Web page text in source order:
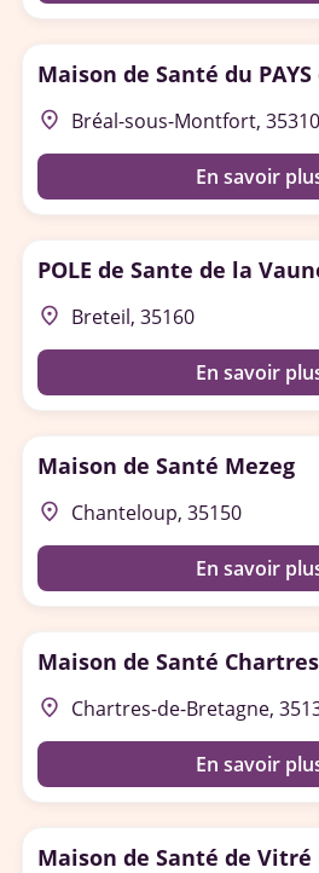
Maison de Santé du
place Bréal-sous-Montfort, 35310
En savoir
POLE de Sante de la
place Breteil, 35160
En savoir
Maison de Santé Mezeg
place Chanteloup, 35150
En savoir
Maison de Santé
place Chartres-de-Bretagne,
En savoir
Maison de Santé de Vitré